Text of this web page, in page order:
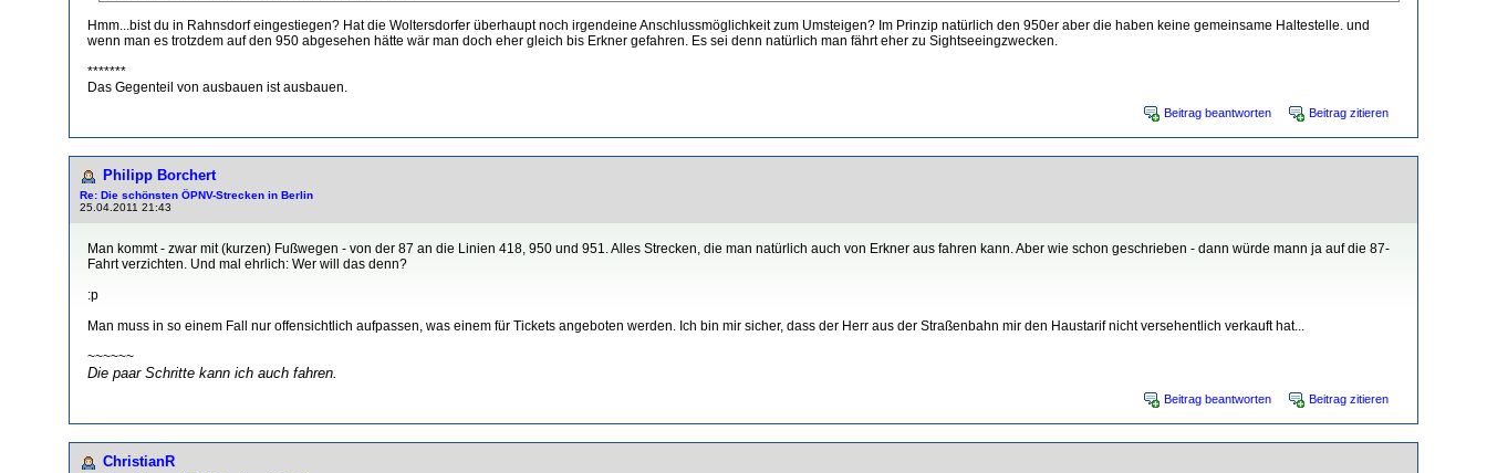
Hmm...bist du in Rahnsdorf eingestiegen? Hat die Woltersdorfer überhaupt noch irgendeine Anschlussmöglichkeit zum Umsteigen? Im Prinzip natürlich den 950er aber die haben keine gemeinsame Haltestelle. und
wenn man es trotzdem auf den 950 abgesehen hätte wär man doch eher gleich bis Erkner gefahren. Es sei denn natürlich man fährt eher zu Sightseeingzwecken.
*******
Das Gegenteil von ausbauen ist ausbauen.
Beitrag beantworten Beitrag zitieren
Philipp Borchert
Re: Die schönsten ÖPNV-Strecken in Berlin
25.04.2011 21:43
Man kommt - zwar mit (kurzen) Fußwegen - von der 87 an die Linien 418, 950 und 951. Alles Strecken, die man natürlich auch von Erkner aus fahren kann. Aber wie schon geschrieben - dann würde mann ja auf die 87-
Fahrt verzichten. Und mal ehrlich: Wer will das denn?
:p
Man muss in so einem Fall nur offensichtlich aufpassen, was einem für Tickets angeboten werden. Ich bin mir sicher, dass der Herr aus der Straßenbahn mir den Haustarif nicht versehentlich verkauft hat...
~~~~~~
Die paar Schritte kann ich auch fahren.
Beitrag beantworten Beitrag zitieren
ChristianR